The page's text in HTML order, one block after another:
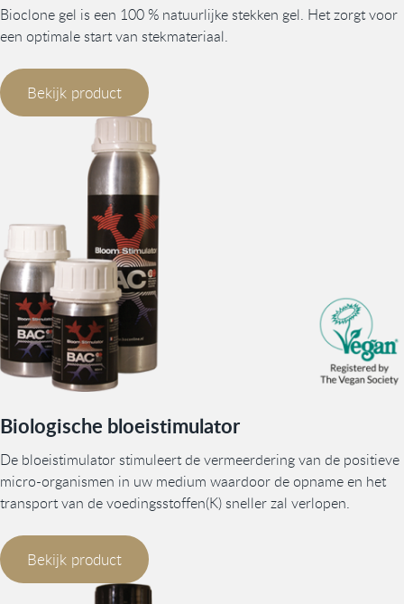
Bioclone gel is een 100 % natuurlijke stekken gel. Het zorgt voor
een optimale start van stekmateriaal.
Bekijk product
Biologische bloeistimulator
De bloeistimulator stimuleert de vermeerdering van de positieve
micro-organismen in uw medium waardoor de opname en het
transport van de voedingsstoffen(K) sneller zal verlopen.
Bekijk product